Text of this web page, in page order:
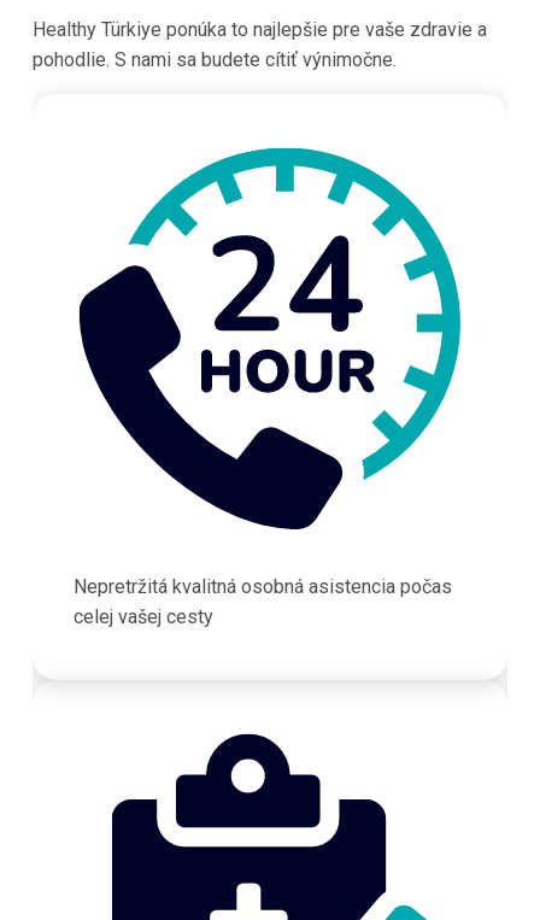
Healthy Türkiye ponúka to najlepšie pre vaše zdravie a
pohodlie. S nami sa budete cítiť výnimočne.
Nepretržitá kvalitná osobná asistencia počas
celej vašej cesty